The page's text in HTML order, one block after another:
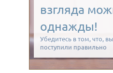
взгляда
однажды!
Убедитесь в том, что,
поступили правильно